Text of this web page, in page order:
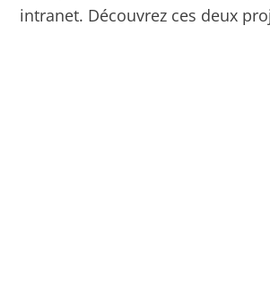
intranet. Découvrez ces deux